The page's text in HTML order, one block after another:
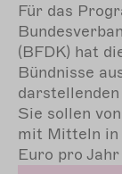
Für das
(BFDK) hat
Bündnisse
Sie sollen
mit Mitteln in
Euro pro